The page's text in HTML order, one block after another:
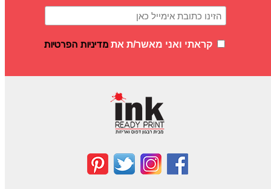
קראתי ואני מאשר/ת את מדיניות הפרטיות